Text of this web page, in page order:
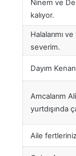
Ninem ve
kalıyor.
Halalarımı
severim.
Dayım
Amcalarım
yurtdışında
Aile